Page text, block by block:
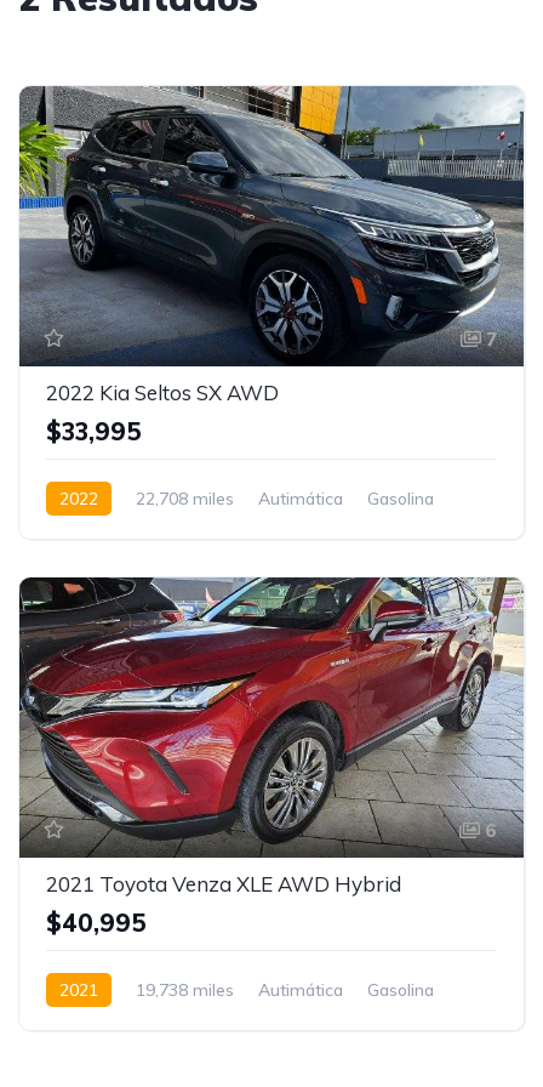
7
2022 Kia Seltos SX AWD
$33,995
2022 22,708 miles Autimática
Gasolina
6
2021 Toyota Venza XLE AWD Hybrid
$40,995
2021 19,738 miles Autimática
Gasolina